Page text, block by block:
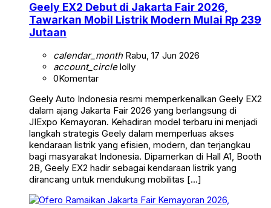
Geely EX2 Debut di Jakarta Fair 2026,
Tawarkan Mobil Listrik Modern Mulai Rp 239
Jutaan
calendar_monthRabu, 17 Jun 2026
account_circlelolly
0Komentar
Geely Auto Indonesia resmi memperkenalkan Geely EX2
dalam ajang Jakarta Fair 2026 yang berlangsung di
JIExpo Kemayoran. Kehadiran model terbaru ini menjadi
langkah strategis Geely dalam memperluas akses
kendaraan listrik yang efisien, modern, dan terjangkau
bagi masyarakat Indonesia. Dipamerkan di Hall A1, Booth
2B, Geely EX2 hadir sebagai kendaraan listrik yang
dirancang untuk mendukung mobilitas […]